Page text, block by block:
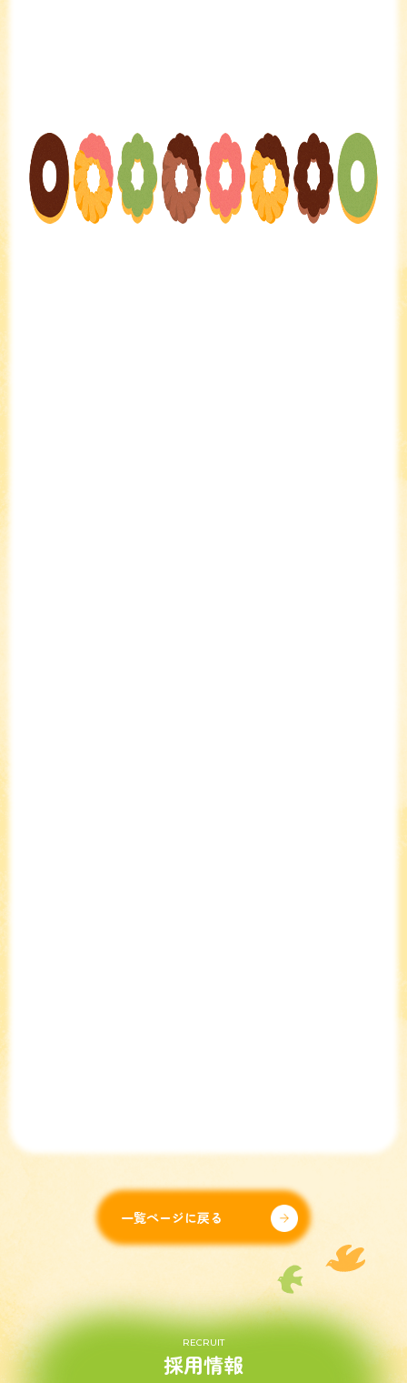
一覧ページに戻る
RECRUIT
採用情報